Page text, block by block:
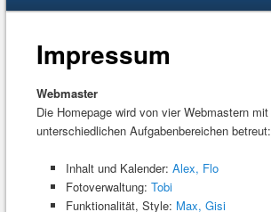
wechseln
Inhalt
Impressum
Webmaster
Die Homepage wird von vier Webmastern mit
unterschiedlichen Aufgabenbereichen betreut:
Inhalt und Kalender: Alex, Flo
Fotoverwaltung: Tobi
Funktionalität, Style: Max, Gisi